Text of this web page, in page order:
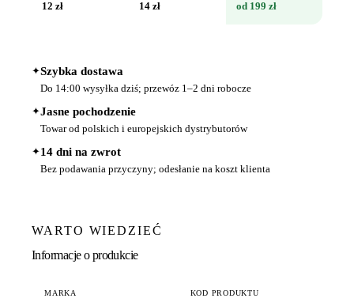
12 zł 14 zł od 199 zł
✦Szybka dostawa
Do 14:00 wysyłka dziś; przewóz 1–2 dni robocze
✦Jasne pochodzenie
Towar od polskich i europejskich dystrybutorów
✦14 dni na zwrot
Bez podawania przyczyny; odesłanie na koszt klienta
WARTO WIEDZIEĆ
Informacje o produkcie
MARKA KOD PRODUKTU